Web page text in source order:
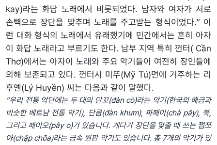
kay)라는 화답 노래에서 비롯되었다. 남자와 여자가 서로
손뼉으로 장단을 맞추며 노래를 주고받는 형식이었다.” 이
런 대화 형식의 노래에서 유래했기에 민간에서는 흔히 아자
이 화답 노래라고 부르기도 한다. 남부 지역 특히 껀터( Cần
Thơ)에서는 아자이 노래와 주요 악기들이 여전히 장인들에
의해 보존되고 있다. 껀터시 미뚜(Mỹ Tú)면에 거주하는 리
후옌(Lý Huyền) 씨는 다음과 같이 말했다.
“우리 전통 악단에는 두 대의 단꼬(đàn cò)라는 악기(한국의 해금과
비슷한 베트남 전통 악기), 단큼(đàn khưm), 짜페이(chà pây), 북,
그리고 페이오(pây o)가 있습니다. 게다가 장단을 맞출 때 쓰는 쩝쪼
아(chập chõa)라는 금속 원판 악기도 있습니다. 총7개의 악기가 있